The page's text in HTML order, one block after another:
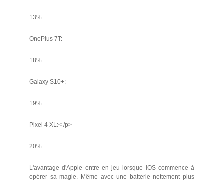
13%
OnePlus 7T:
18%
Galaxy S10+:
19%
Pixel 4 XL:< /p>
20%
L'avantage d'Apple entre en jeu lorsque iOS commence à
opérer sa magie. Même avec une batterie nettement plus